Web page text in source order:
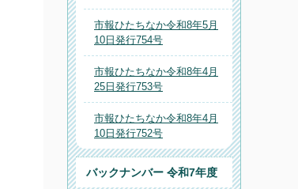
市報ひたちなか令和8年5月
10日発行754号
市報ひたちなか令和8年4月
25日発行753号
市報ひたちなか令和8年4月
10日発行752号
バックナンバー 令和7年度